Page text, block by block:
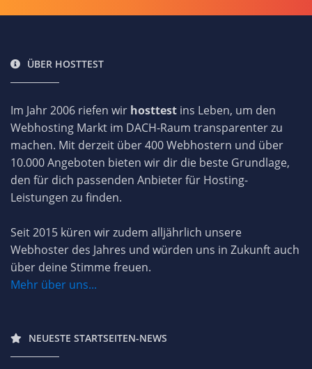
ÜBER HOSTTEST
Im Jahr 2006 riefen wir hosttest ins Leben, um den
Webhosting Markt im DACH-Raum transparenter zu
machen. Mit derzeit über 400 Webhostern und über
10.000 Angeboten bieten wir dir die beste Grundlage,
den für dich passenden Anbieter für Hosting-
Leistungen zu finden.
Seit 2015 küren wir zudem alljährlich unsere
Webhoster des Jahres und würden uns in Zukunft auch
über deine Stimme freuen.
Mehr über uns...
NEUESTE STARTSEITEN-NEWS